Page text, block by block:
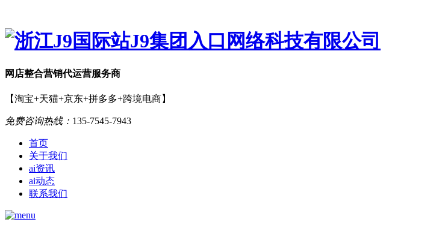
网店整合营销代运营服务商
【淘宝+天猫+京东+拼多多+跨境电商】
免费咨询热线： 135-7545-7943
首页
关于我们
ai资讯
ai动态
联系我们